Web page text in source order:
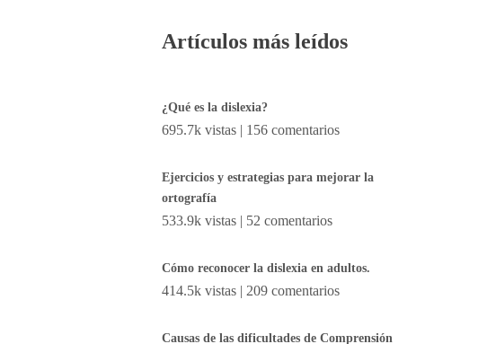
Artículos más leídos
¿Qué es la dislexia?
695.7k vistas | 156 comentarios
Ejercicios y estrategias para mejorar la
ortografía
533.9k vistas | 52 comentarios
Cómo reconocer la dislexia en adultos.
414.5k vistas | 209 comentarios
Causas de las dificultades de Comprensión